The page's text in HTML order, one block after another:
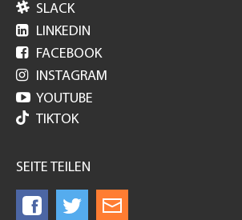
 SLACK
 LINKEDIN
 FACEBOOK
 INSTAGRAM
 YOUTUBE
TIKTOK
SEITE TEILEN